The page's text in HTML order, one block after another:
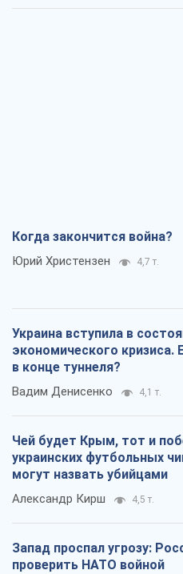
Когда закончится война?
Юрий Христензен 4,7 т.
Украина вступила в
экономического кризиса.
в конце туннеля?
Вадим Денисенко 4,1 т.
Чей будет Крым, тот и
украинских футбольных
могут назвать убийцами
Александр Кирш 4,5 т.
Запад проспал угрозу:
проверить НАТО войной